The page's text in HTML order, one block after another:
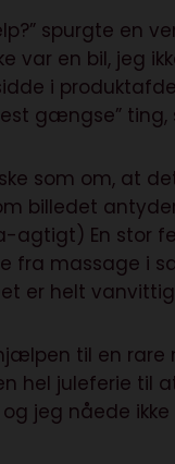
spurgte en
var en bil, jeg
i
gængse”
som om, at
billedet
agtigt) En stor
fra massage i
er helt
til en
hel juleferie til
jeg nåede